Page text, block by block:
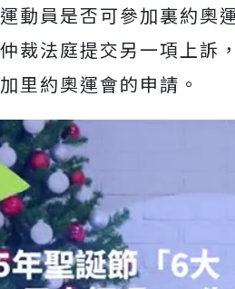
動員是否可參加裏約奧
裁法庭提交另一項上訴
里約奧運會的申請。